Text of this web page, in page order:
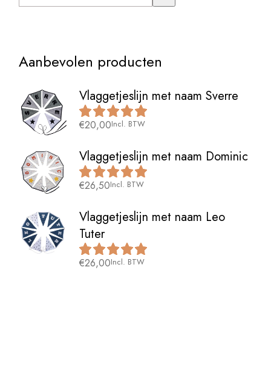
Aanbevolen producten
Vlaggetjeslijn met naam Sverre
€20,00Incl. BTW
Vlaggetjeslijn met naam Dominic
€26,50Incl. BTW
Vlaggetjeslijn met naam Leo
Tuter
€26,00Incl. BTW